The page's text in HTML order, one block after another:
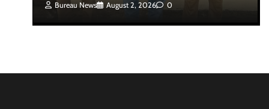
Bureau News August 2, 2026 0